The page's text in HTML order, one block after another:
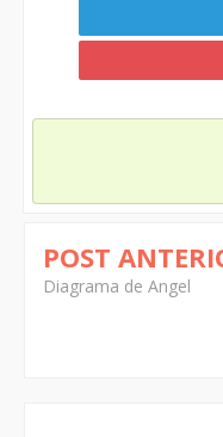
POST
Diagrama de Angel